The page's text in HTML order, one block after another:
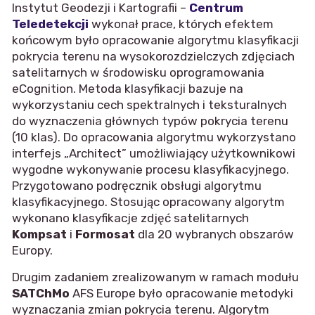
Instytut Geodezji i Kartografii – Centrum
Teledetekcji wykonał prace, których efektem
końcowym było opracowanie algorytmu klasyfikacji
pokrycia terenu na wysokorozdzielczych zdjęciach
satelitarnych w środowisku oprogramowania
eCognition. Metoda klasyfikacji bazuje na
wykorzystaniu cech spektralnych i teksturalnych
do wyznaczenia głównych typów pokrycia terenu
(10 klas). Do opracowania algorytmu wykorzystano
interfejs „Architect” umożliwiający użytkownikowi
wygodne wykonywanie procesu klasyfikacyjnego.
Przygotowano podręcznik obsługi algorytmu
klasyfikacyjnego. Stosując opracowany algorytm
wykonano klasyfikacje zdjęć satelitarnych
Kompsat i Formosat dla 20 wybranych obszarów
Europy.
Drugim zadaniem zrealizowanym w ramach modułu
SATChMo AFS Europe było opracowanie metodyki
wyznaczania zmian pokrycia terenu. Algorytm